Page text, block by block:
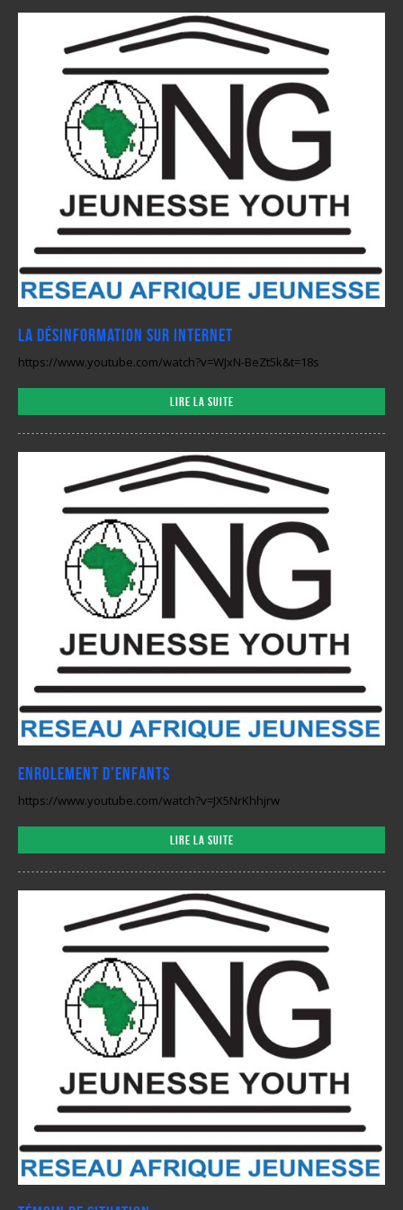
La désinformation sur internet
https://www.youtube.com/watch?v=WJxN-BeZt5k&t=18s
Lire la suite
enrolement d’enfants
https://www.youtube.com/watch?v=JX5NrKhhjrw
Lire la suite